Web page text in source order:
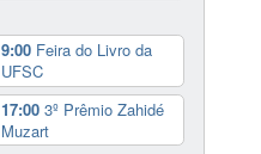
9:00 Feira do Livro da
UFSC
17:00 3º Prêmio Zahidé
Muzart